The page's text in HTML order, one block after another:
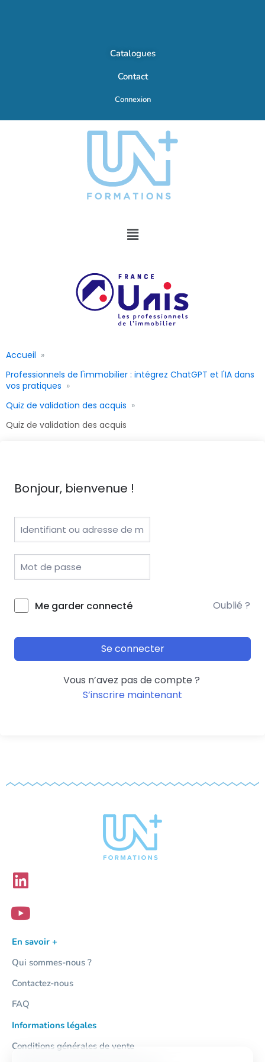
Catalogues
Contact
Connexion
Accueil
Professionnels de l'immobilier : intégrez ChatGPT et l'IA dans
vos pratiques
Quiz de validation des acquis
Quiz de validation des acquis
Bonjour, bienvenue !
Me garder connecté Oublié ?
Se connecter
Vous n’avez pas de compte ?
S’inscrire maintenant
En savoir +
Qui sommes-nous ?
Contactez-nous
FAQ
Informations légales
Conditions générales de vente